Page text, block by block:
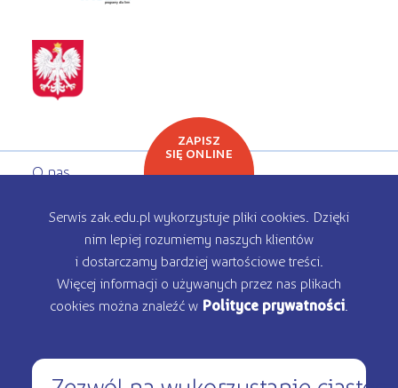
programy dla firm
O nas
Oferta edukacyjna
Rekrutacja
Kontakt
ZAPISZ
SIĘ ONLINE
Serwis zak.edu.pl wykorzystuje pliki cookies. Dzięki
nim lepiej rozumiemy naszych klientów
i dostarczamy bardziej wartościowe treści.
Więcej informacji o używanych przez nas plikach
cookies można znaleźć w Polityce prywatności